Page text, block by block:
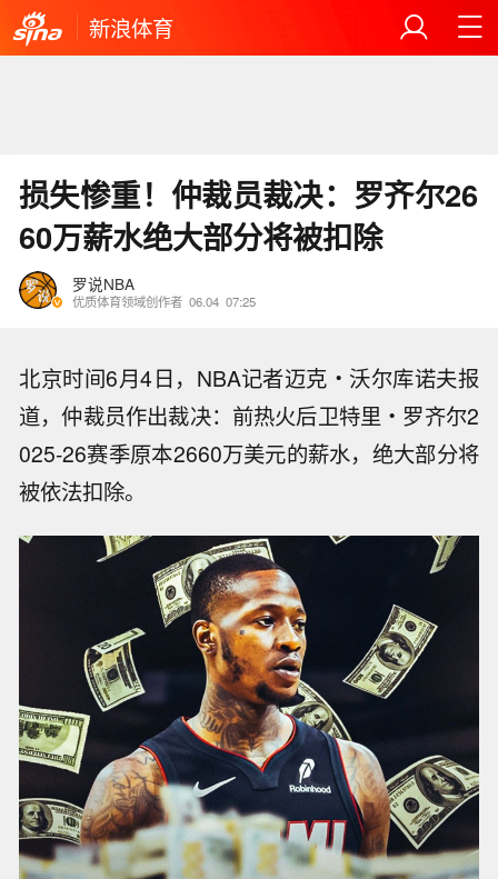
新浪体育
损失惨重！仲裁员裁决：罗齐尔26
60万薪水绝大部分将被扣除
罗说NBA
优质体育领域创作者 06.04 07:25
北京时间6月4日，NBA记者迈克・沃尔库诺夫报
道，仲裁员作出裁决：前热火后卫特里・罗齐尔2
025-26赛季原本2660万美元的薪水，绝大部分将
被依法扣除。